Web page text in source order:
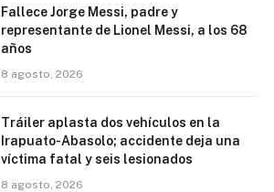
Fallece Jorge Messi, padre y
representante de Lionel Messi, a los 68
años
8 agosto, 2026
Tráiler aplasta dos vehículos en la
Irapuato-Abasolo; accidente deja una
víctima fatal y seis lesionados
8 agosto, 2026